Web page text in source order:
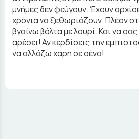
μνήμες δεν φεύγουν. Έχουν
χρόνια να ξεθωριάζουν. Πλέον
βγαίνω βόλτα με λουρί. Και να
αρέσει! Αν κερδίσεις την
να αλλάζω χαρη σε σένα!